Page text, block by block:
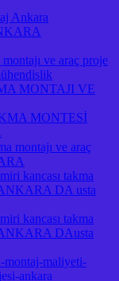
Ankara
ve araç proje
MONTAJI VE
MONTESİ
montajı ve araç
kancası takma
ANKARA DA usta
kancası takma
ANKARA DAusta
montaj-maliyeti-
ankara